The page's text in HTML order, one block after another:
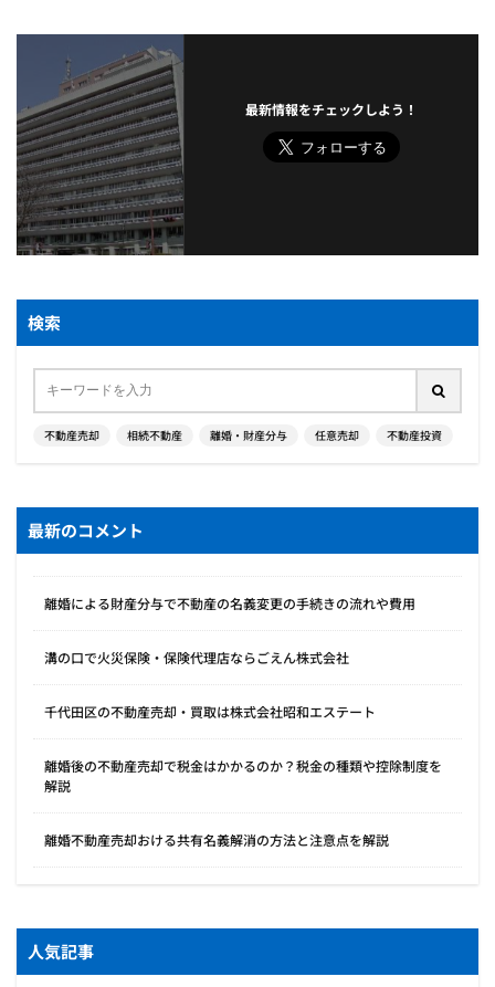
最新情報をチェックしよう！
検索
不動産売却 相続不動産 離婚・財産分与 任意売却 不動産投資
最新のコメント
離婚による財産分与で不動産の名義変更の手続きの流れや費用
溝の口で火災保険・保険代理店ならごえん株式会社
千代田区の不動産売却・買取は株式会社昭和エステート
離婚後の不動産売却で税金はかかるのか？税金の種類や控除制度を
解説
離婚不動産売却おける共有名義解消の方法と注意点を解説
人気記事